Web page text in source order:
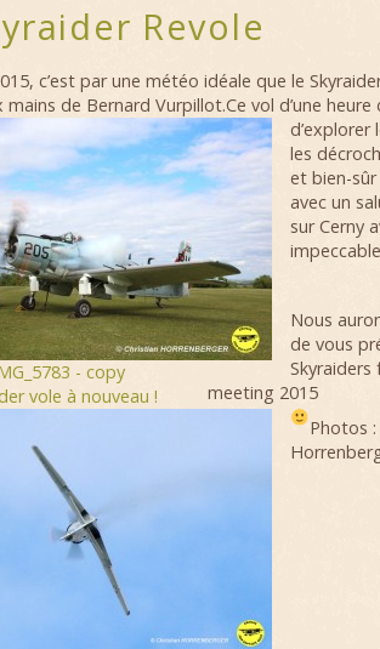
Revole
c’est par une météo idéale que le
mains de Bernard Vurpillot.Ce vol d’une heure
d’explorer
les
et bien-
avec un
sur Cerny
Nous
de vous
Skyraiders
meeting 2015
Photos